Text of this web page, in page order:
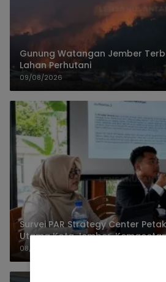
Gunung Watangan Jember
Lahan Perhutani
09/08/2026
Survei PAR Strategy Center
Utama Kota Jember,
08/08/2026